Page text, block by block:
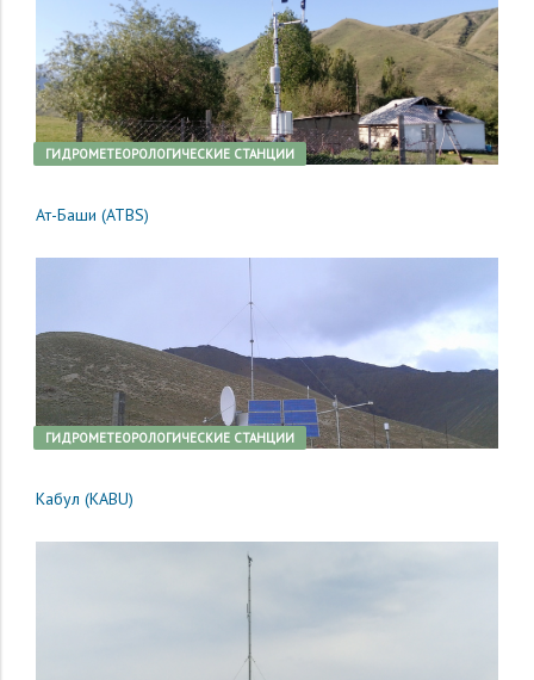
ГИДРОМЕТЕОРОЛОГИЧЕСКИЕ СТАНЦИИ
Ат-Баши (ATBS)
ГИДРОМЕТЕОРОЛОГИЧЕСКИЕ СТАНЦИИ
Кабул (KABU)